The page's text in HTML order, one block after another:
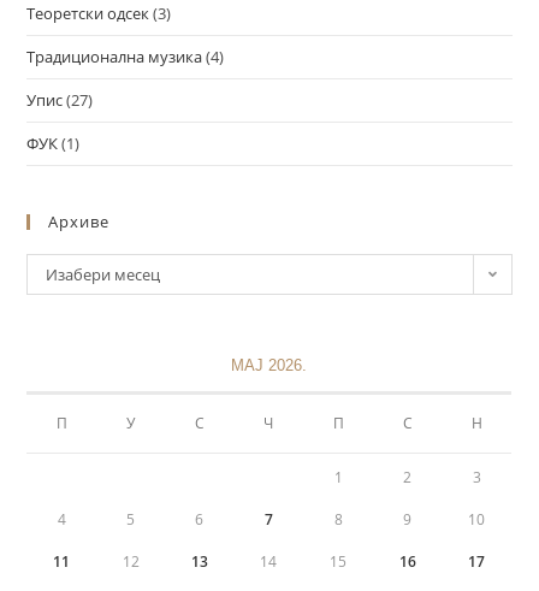
Теоретски одсек(3)
Традиционална музика(4)
Упис(27)
ФУК(1)
Архиве
Изабери месец
МАЈ 2026.
П У С Ч П С Н
1 2 3
4 5 6 7 8 9 10
11 12 13 14 15 16 17